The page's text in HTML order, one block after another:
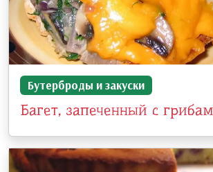
Бутерброды и закуски
Багет, запеченный с